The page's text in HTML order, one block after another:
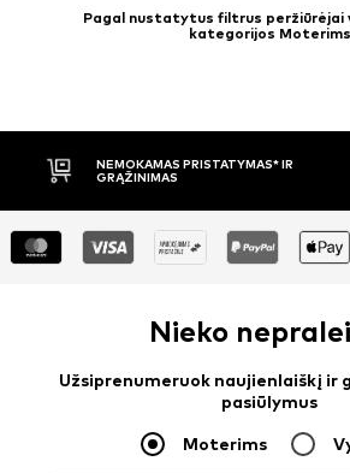
Pagal nustatytus filtrus peržiūrėjai
kategorijos Moterims
APMOKĖJIMAS PRISTAČIUS
Nieko
Užsiprenumeruok naujienlaiškį ir
pasiūlymus
Moterims